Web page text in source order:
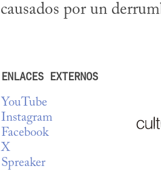
causados por un
ENLACES EXTERNOS
YouTube
Instagram
Facebook
X
Spreaker